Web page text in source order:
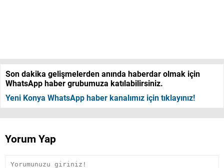
Son dakika gelişmelerden anında haberdar olmak için
WhatsApp haber grubumuza katılabilirsiniz.
Yeni Konya WhatsApp haber kanalımız için tıklayınız!
Yorum Yap